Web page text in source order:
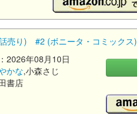
売り) #2 (ボニータ・コミックス)
2026年08月10日
かな,小森さじ
書店